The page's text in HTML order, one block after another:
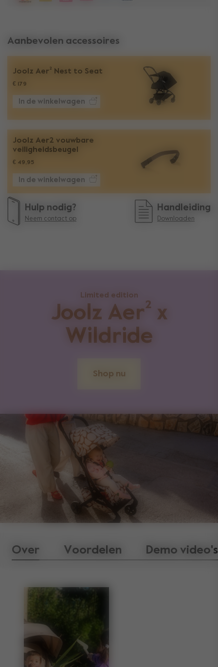
Aanbevolen accessoires
Joolz Aer² Nest to Seat
€ 179
In de winkelwagen
Joolz Aer2 vouwbare
veiligheidsbeugel
€ 49,95
In de winkelwagen
Hulp nodig?
Neem contact op
Handleiding
Downloaden
Limited edition
Joolz Aer² x
Wildride
Shop nu
Over Voordelen Demo video's